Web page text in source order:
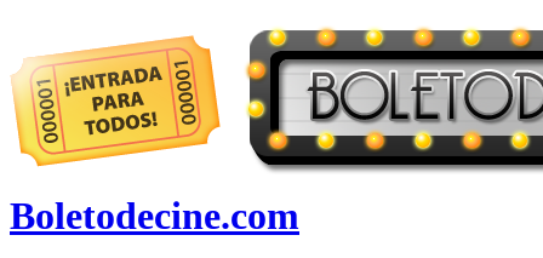
Boletodecine.com